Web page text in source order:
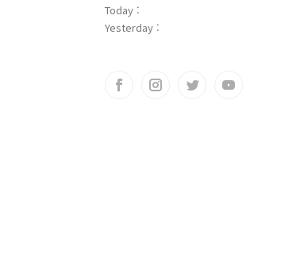
Today :
Yesterday :